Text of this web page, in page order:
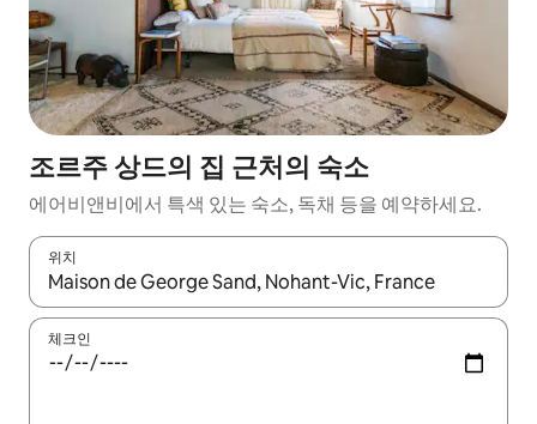
조르주 상드의 집 근처의 숙소
에어비앤비에서 특색 있는 숙소, 독채 등을 예약하세요.
위치
결과가 나오면 위·아래 화살표 키를 사용하거나 터치 또는 스와이
체크인